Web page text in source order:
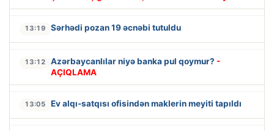
13:19 Sərhədi pozan 19 əcnəbi tutuldu
13:12 Azərbaycanlılar niyə banka pul qoymur? -
AÇIQLAMA
13:05 Ev alqı-satqısı ofisindən maklerin meyiti tapıldı